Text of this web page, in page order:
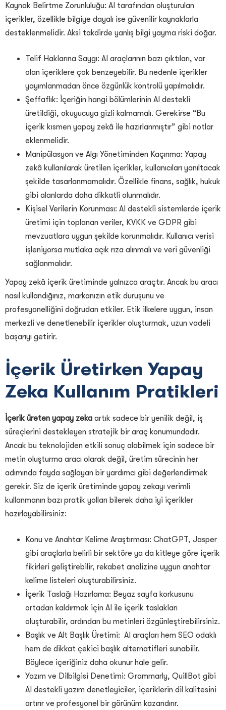
Kaynak Belirtme Zorunluluğu: AI tarafından oluşturulan
içerikler, özellikle bilgiye dayalı ise güvenilir kaynaklarla
desteklenmelidir. Aksi takdirde yanlış bilgi yayma riski doğar.
Telif Haklarına Saygı: AI araçlarının bazı çıktıları, var
olan içeriklere çok benzeyebilir. Bu nedenle içerikler
yayımlanmadan önce özgünlük kontrolü yapılmalıdır.
Şeffaflık: İçeriğin hangi bölümlerinin AI destekli
üretildiği, okuyucuya gizli kalmamalı. Gerekirse “Bu
içerik kısmen yapay zekâ ile hazırlanmıştır” gibi notlar
eklenmelidir.
Manipülasyon ve Algı Yönetiminden Kaçınma: Yapay
zekâ kullanılarak üretilen içerikler, kullanıcıları yanıltacak
şekilde tasarlanmamalıdır. Özellikle finans, sağlık, hukuk
gibi alanlarda daha dikkatli olunmalıdır.
Kişisel Verilerin Korunması: AI destekli sistemlerde içerik
üretimi için toplanan veriler, KVKK ve GDPR gibi
mevzuatlara uygun şekilde korunmalıdır. Kullanıcı verisi
işleniyorsa mutlaka açık rıza alınmalı ve veri güvenliği
sağlanmalıdır.
Yapay zekâ içerik üretiminde yalnızca araçtır. Ancak bu aracı
nasıl kullandığınız, markanızın etik duruşunu ve
profesyonelliğini doğrudan etkiler. Etik ilkelere uygun, insan
merkezli ve denetlenebilir içerikler oluşturmak, uzun vadeli
başarıyı getirir.
İçerik Üretirken Yapay
Zeka Kullanım Pratikleri
İçerik üreten yapay zeka artık sadece bir yenilik değil, iş
süreçlerini destekleyen stratejik bir araç konumundadır.
Ancak bu teknolojiden etkili sonuç alabilmek için sadece bir
metin oluşturma aracı olarak değil, üretim sürecinin her
adımında fayda sağlayan bir yardımcı gibi değerlendirmek
gerekir. Siz de içerik üretiminde yapay zekayı verimli
kullanmanın bazı pratik yolları bilerek daha iyi içerikler
hazırlayabilirsiniz:
Konu ve Anahtar Kelime Araştırması: ChatGPT, Jasper
gibi araçlarla belirli bir sektöre ya da kitleye göre içerik
fikirleri geliştirebilir, rekabet analizine uygun anahtar
kelime listeleri oluşturabilirsiniz.
İçerik Taslağı Hazırlama: Beyaz sayfa korkusunu
ortadan kaldırmak için AI ile içerik taslakları
oluşturabilir, ardından bu metinleri özgünleştirebilirsiniz.
Başlık ve Alt Başlık Üretimi: AI araçları hem SEO odaklı
hem de dikkat çekici başlık alternatifleri sunabilir.
Böylece içeriğiniz daha okunur hale gelir.
Yazım ve Dilbilgisi Denetimi: Grammarly, QuillBot gibi
AI destekli yazım denetleyiciler, içeriklerin dil kalitesini
artırır ve profesyonel bir görünüm kazandırır.